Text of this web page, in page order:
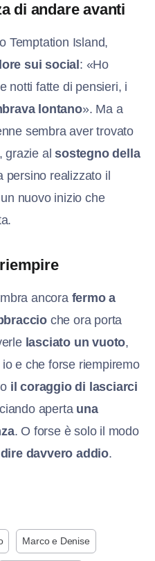
di andare avanti
Temptation Island,
sui social : «Ho
notti fatte di pensieri, i
lontano». Ma a
sembra aver trovato
grazie alsostegno della
persino realizzato il
nuovo inizio che
ancora fermo a
che ora porta
lasciato un vuoto,
e che forse riempiremo
il coraggio di lasciarci
aperta una
. O forse è solo il modo
dire davvero addio.
Marco e Denise